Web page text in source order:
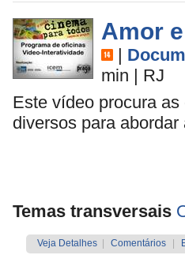
Amor
|
min | RJ
Este vídeo procura
diversos para abordar
Temas transversais
Veja Detalhes Comentários